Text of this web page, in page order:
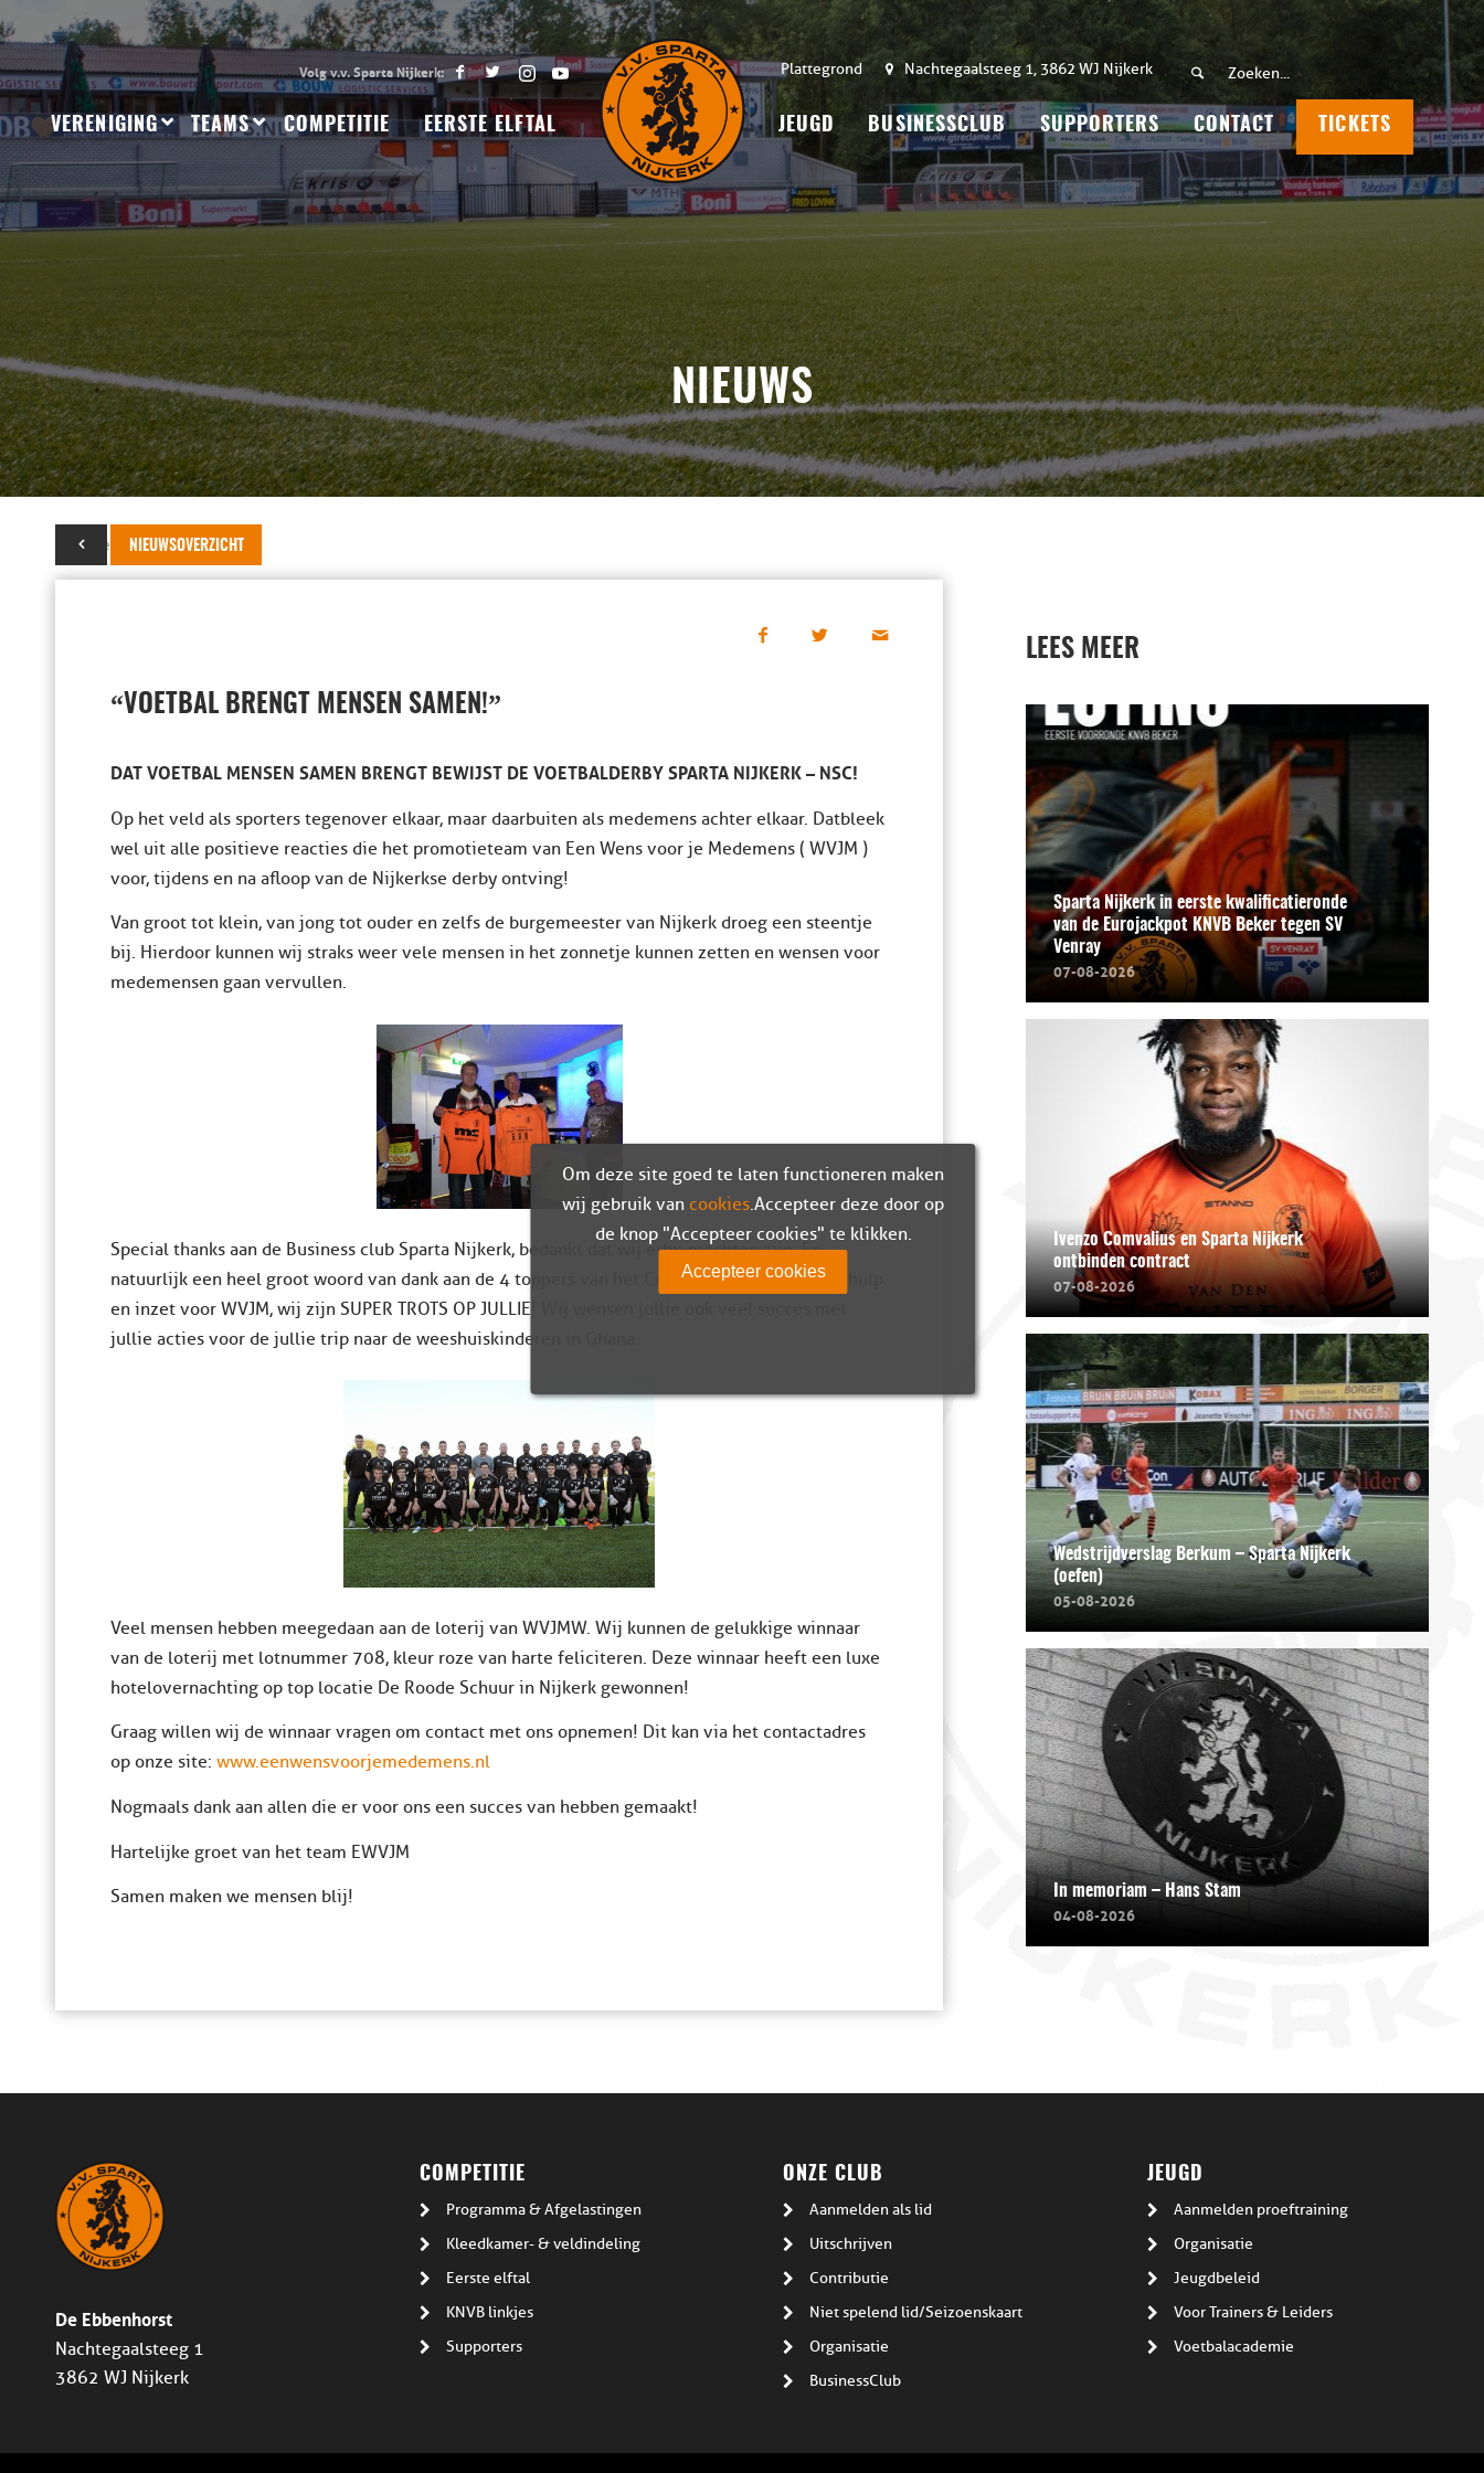
Plattegrond Nachtegaalsteeg 1, 3862 WJ Nijkerk
VERENIGING TEAMS COMPETITIE EERSTE ELFTAL JEUGD BUSINESSCLUB SUPPORTERS CONTACT TICKETS
NIEUWS
NIEUWSOVERZICHT
05 november 2015
“VOETBAL BRENGT MENSEN SAMEN!”
DAT VOETBAL MENSEN SAMEN BRENGT BEWIJST DE VOETBALDERBY SPARTA NIJKERK – NSC!
Op het veld als sporters tegenover elkaar, maar daarbuiten als medemens achter elkaar. Dat bleek
wel uit alle positieve reacties die het promotieteam van Een Wens voor je Medemens ( WVJM )
voor, tijdens en na afloop van de Nijkerkse derby ontving!
Van groot tot klein, van jong tot ouder en zelfs de burgemeester van Nijkerk droeg een steentje
bij. Hierdoor kunnen wij straks weer vele mensen in het zonnetje kunnen zetten en wensen voor
medemensen gaan vervullen.
Special thanks aan de Business club Sparta Nijkerk, bedankt dat wij erbij mochten zijn. En
natuurlijk een heel groot woord van dank aan de 4 toppers van het Corlaer College voor hun hulp
en inzet voor WVJM, wij zijn SUPER TROTS OP JULLIE! Wij wensen jullie ook veel succes met
jullie acties voor de jullie trip naar de weeshuiskinderen in Ghana.
Veel mensen hebben meegedaan aan de loterij van WVJMW. Wij kunnen de gelukkige winnaar
van de loterij met lotnummer 708, kleur roze van harte feliciteren. Deze winnaar heeft een luxe
hotelovernachting op top locatie De Roode Schuur in Nijkerk gewonnen!
Graag willen wij de winnaar vragen om contact met ons opnemen! Dit kan via het contactadres
op onze site: www.eenwensvoorjemedemens.nl
Nogmaals dank aan allen die er voor ons een succes van hebben gemaakt!
Hartelijke groet van het team EWVJM
Samen maken we mensen blij!
LEES MEER
Sparta Nijkerk in eerste kwalificatieronde
van de Eurojackpot KNVB Beker tegen SV
Venray
07-08-2026
Ivenzo Comvalius en Sparta Nijkerk
ontbinden contract
07-08-2026
Wedstrijdverslag Berkum – Sparta Nijkerk
(oefen)
05-08-2026
In memoriam – Hans Stam
04-08-2026
De Ebbenhorst
Nachtegaalsteeg 1
3862 WJ Nijkerk
COMPETITIE
Programma & Afgelastingen
Kleedkamer- & veldindeling
Eerste elftal
KNVB linkjes
Supporters
ONZE CLUB
Aanmelden als lid
Uitschrijven
Contributie
Niet spelend lid/Seizoenskaart
Organisatie
BusinessClub
JEUGD
Aanmelden proeftraining
Organisatie
Jeugdbeleid
Voor Trainers & Leiders
Voetbalacademie
Om deze site goed te laten functioneren maken
wij gebruik van cookies. Accepteer deze door op
de knop "Accepteer cookies" te klikken.
Accepteer cookies